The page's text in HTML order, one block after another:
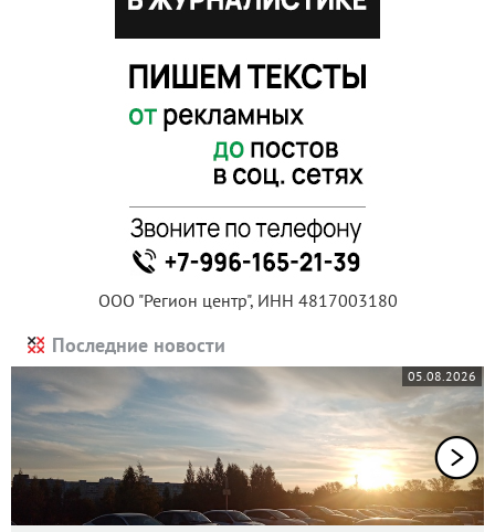
ООО "Регион центр", ИНН 4817003180
Последние новости
05.08.2026